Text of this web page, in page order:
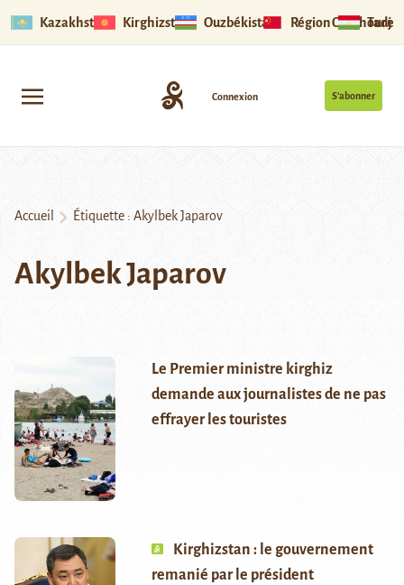
Kazakhstan Kirghizstan Ouzbékistan Région Ouïghoure
S’abonner
Connexion
Accueil Étiquette : Akylbek Japarov
Akylbek Japarov
Le Premier ministre kirghiz
demande aux journalistes de ne pas
effrayer les touristes
Kirghizstan : le gouvernement
remanié par le président